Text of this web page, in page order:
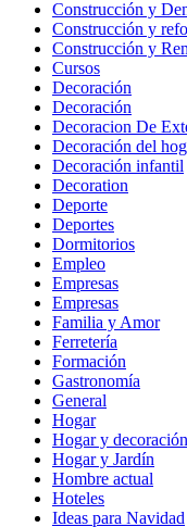
Construcción y
Construcción y
Construcción y
Cursos
Decoración
Decoración
Decoracion De
Decoración del
Decoración infantil
Decoration
Deporte
Deportes
Dormitorios
Empleo
Empresas
Empresas
Familia y Amor
Ferretería
Formación
Gastronomía
General
Hogar
Hogar y decoración
Hogar y Jardín
Hombre actual
Hoteles
Ideas para Navidad